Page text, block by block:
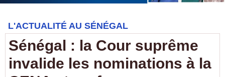
L'ACTUALITÉ AU SÉNÉGAL
Sénégal : la Cour suprême
invalide les nominations à la